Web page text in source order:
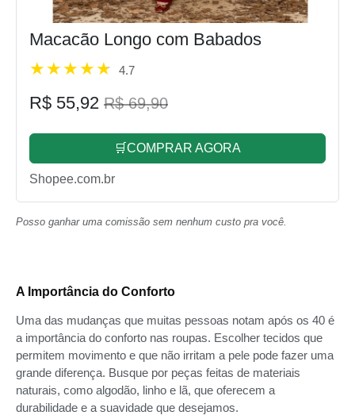
Macacão Longo com Babados
4.7
R$ 55,92 R$ 69,90
🛒COMPRAR AGORA
Shopee.com.br
Posso ganhar uma comissão sem nenhum custo pra você.
A Importância do Conforto
Uma das mudanças que muitas pessoas notam após os 40 é
a importância do conforto nas roupas. Escolher tecidos que
permitem movimento e que não irritam a pele pode fazer uma
grande diferença. Busque por peças feitas de materiais
naturais, como algodão, linho e lã, que oferecem a
durabilidade e a suavidade que desejamos.